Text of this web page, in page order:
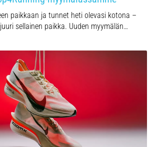
paikkaan ja tunnet heti olevasi kotona –
sellainen paikka. Uuden myymälän…